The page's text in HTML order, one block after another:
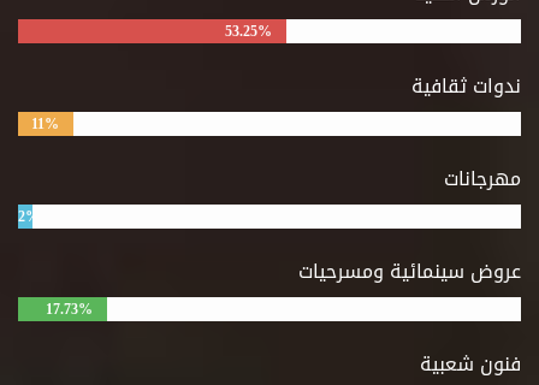
53.25%
ندوات ثقافية
11%
مهرجانات
2%
عروض سينمائية ومسرحيات
17.73%
فنون شعبية